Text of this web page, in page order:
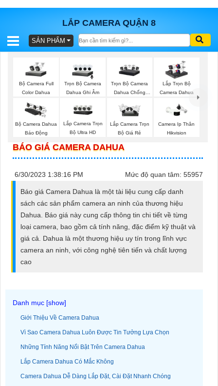
LẮP CAMERA QUẬN 8
BÁO
TRỌN
GÓI
SẢN
TƯ
VẤN
LẮP
PHỤ
VẤN
DỊCH
SẢN PHẨM
Bộ Camera Full
Color Dahua
Trọn Bộ Camera
Dahua Ghi Âm
Trọn Bộ Camera
Dahua Chống
Lắp Trọn Bộ
Camera Dahua
Bộ Camera Dahua
Báo Động
Lắp Camera Trọn
Bộ Ultra HD
Lắp Camera Trọn
Bộ Giá Rẻ
Camera Ip Thân
Hikvision
BÁO GIÁ CAMERA DAHUA
6/30/2023 1:38:16 PM Mức độ quan tâm: 55957
Báo giá Camera Dahua là một tài liệu cung cấp danh
sách các sản phẩm camera an ninh của thương hiệu
Dahua. Báo giá này cung cấp thông tin chi tiết về từng
loại camera, bao gồm cả tính năng, đặc điểm kỹ thuật và
giá cả. Dahua là một thương hiệu uy tín trong lĩnh vực
camera an ninh, với công nghệ tiên tiến và chất lượng
cao
Giới Thiệu Về Camera Dahua
Vì Sao Camera Dahua Luôn Được Tin Tưởng Lựa Chọn
Những Tính Năng Nổi Bật Trên Camera Dahua
Lắp Camera Dahua Có Mắc Không
Camera Dahua Dễ Dàng Lắp Đặt, Cài Đặt Nhanh Chóng